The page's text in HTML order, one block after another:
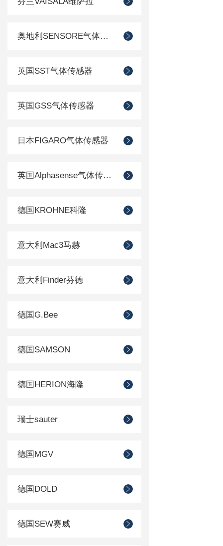
奥地利SENSORE气体传感器
英国SST气体传感器
英国GSS气体传感器
日本FIGARO气体传感器
英国Alphasense气体传感器
德国KROHNE科隆
意大利Mac3马赫
意大利Finder芬德
德国G.Bee
德国SAMSON
德国HERION海隆
瑞士sauter
德国MGV
德国DOLD
德国SEW赛威